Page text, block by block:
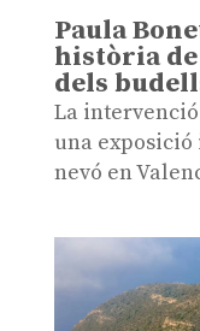
Paula
història de
dels
La intervenció
una exposició
nevó en